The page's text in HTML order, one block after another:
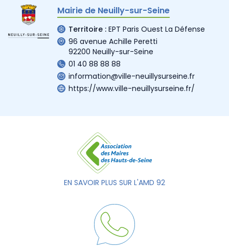
Mairie de Neuilly-sur-Seine
Territoire : EPT Paris Ouest La Défense
96 avenue Achille Peretti
92200 Neuilly-sur-Seine
01 40 88 88 88
information@ville-neuillysurseine.fr
https://www.ville-neuillysurseine.fr/
EN SAVOIR PLUS SUR L'AMD 92